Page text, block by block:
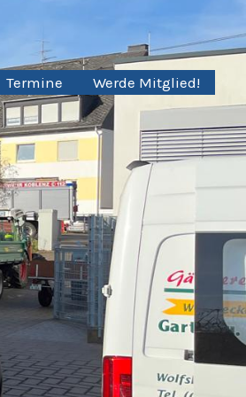
Termine Werde Mitglied!